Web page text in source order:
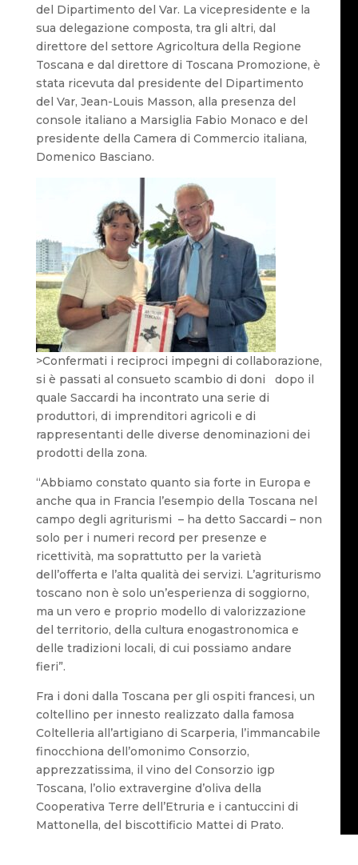
del Dipartimento del Var. La vicepresidente e la
sua delegazione composta, tra gli altri, dal
direttore del settore Agricoltura della Regione
Toscana e dal direttore di Toscana Promozione, è
stata ricevuta dal presidente del Dipartimento
del Var, Jean-Louis Masson, alla presenza del
console italiano a Marsiglia Fabio Monaco e del
presidente della Camera di Commercio italiana,
Domenico Basciano.
>Confermati i reciproci impegni di collaborazione,
si è passati al consueto scambio di doni dopo il
quale Saccardi ha incontrato una serie di
produttori, di imprenditori agricoli e di
rappresentanti delle diverse denominazioni dei
prodotti della zona.
“Abbiamo constato quanto sia forte in Europa e
anche qua in Francia l’esempio della Toscana nel
campo degli agriturismi – ha detto Saccardi – non
solo per i numeri record per presenze e
ricettività, ma soprattutto per la varietà
dell’offerta e l’alta qualità dei servizi. L’agriturismo
toscano non è solo un’esperienza di soggiorno,
ma un vero e proprio modello di valorizzazione
del territorio, della cultura enogastronomica e
delle tradizioni locali, di cui possiamo andare
fieri”.
Fra i doni dalla Toscana per gli ospiti francesi, un
coltellino per innesto realizzato dalla famosa
Coltelleria all’artigiano di Scarperia, l’immancabile
finocchiona dell’omonimo Consorzio,
apprezzatissima, il vino del Consorzio igp
Toscana, l’olio extravergine d’oliva della
Cooperativa Terre dell’Etruria e i cantuccini di
Mattonella, del biscottificio Mattei di Prato.